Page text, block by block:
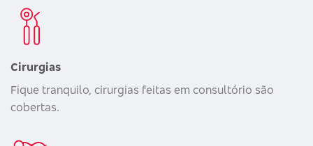
Cirurgias
Fique tranquilo, cirurgias feitas em consultório são
cobertas.